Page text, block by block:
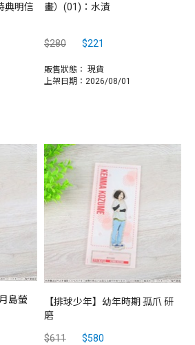
典明信
畫）(01)：水漬
$280 $221
販售狀態： 現貨
上架日期：2026/08/01
島螢
【排球少年】幼年時期 孤爪 研
磨
$611 $580